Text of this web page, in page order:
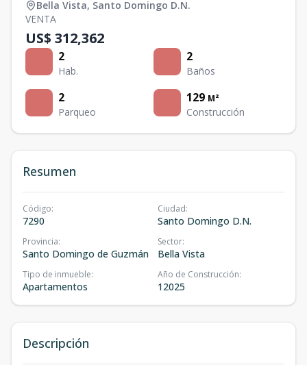
Bella Vista, Santo Domingo D.N.
VENTA
US$ 312,362
2
Hab.
2
Baños
2
Parqueo
129 M²
Construcción
Resumen
Código:
7290
Ciudad:
Santo Domingo D.N.
Provincia:
Santo Domingo de Guzmán
Sector:
Bella Vista
Tipo de inmueble:
Apartamentos
Año de Construcción:
12025
Descripción